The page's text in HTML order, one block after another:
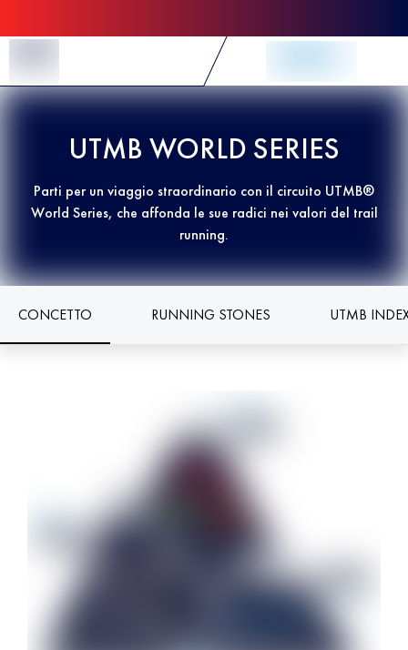
UTMB WORLD SERIES
Parti per un viaggio straordinario con il circuito UTMB®
World Series, che affonda le sue radici nei valori del trail
running.
CONCETTO RUNNING STONES UTMB